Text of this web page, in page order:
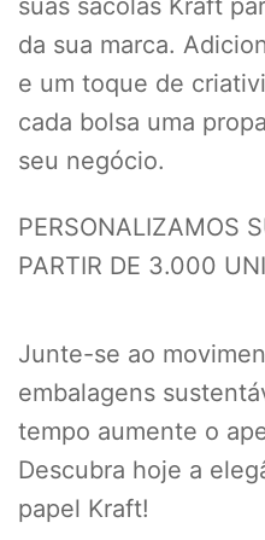
da sua marca.
e um toque de
cada bolsa uma
seu negócio.
PERSONALIZAMOS
PARTIR DE 3.000
Junte-se ao
embalagens
tempo aumente o
Descubra hoje a
papel Kraft!